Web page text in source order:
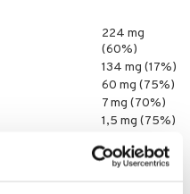
224 mg
(60%)
134 mg (17%)
60 mg (75%)
7 mg (70%)
1,5 mg (75%)
25 µg (500%)